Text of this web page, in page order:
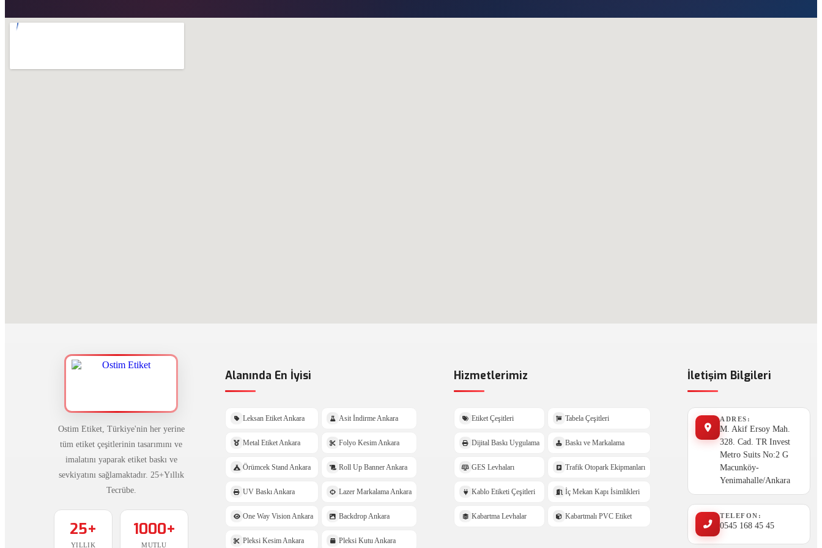
Ostim Etiket, Türkiye'nin her yerine
tüm etiket çeşitlerinin tasarımını ve
imalatını yaparak etiket baskı ve
sevkiyatını sağlamaktadır. 25+Yıllık
Tecrübe.
25+
YILLIK
1000+
MUTLU
Alanında En İyisi
Leksan Etiket Ankara Asit İndirme Ankara
Metal Etiket Ankara Folyo Kesim Ankara
Örümcek Stand Ankara Roll Up Banner Ankara
UV Baskı Ankara Lazer Markalama Ankara
One Way Vision Ankara Backdrop Ankara
Pleksi Kesim Ankara Pleksi Kutu Ankara
Hizmetlerimiz
Etiket Çeşitleri Tabela Çeşitleri
Dijital Baskı Uygulama Baskı ve Markalama
GES Levhaları Trafik Otopark Ekipmanları
Kablo Etiketi Çeşitleri İç Mekan Kapı İsimlikleri
Kabartma Levhalar Kabartmalı PVC Etiket
İletişim Bilgileri
ADRES:
M. Akif Ersoy Mah.
328. Cad. TR Invest
Metro Suits No:2 G
Macunköy-
Yenimahalle/Ankara
TELEFON:
0545 168 45 45